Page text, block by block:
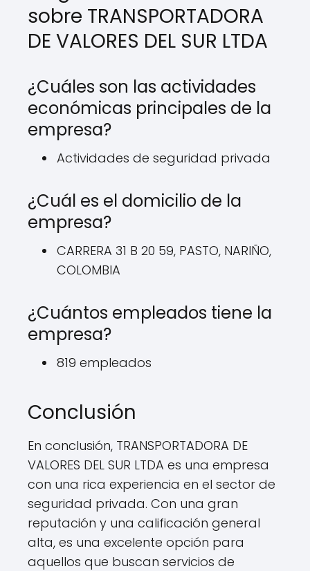
sobre TRANSPORTADORA
DE VALORES DEL SUR LTDA
¿Cuáles son las actividades
económicas principales de la
empresa?
Actividades de seguridad privada
¿Cuál es el domicilio de la
empresa?
CARRERA 31 B 20 59, PASTO, NARIÑO,
COLOMBIA
¿Cuántos empleados tiene la
empresa?
819 empleados
Conclusión
En conclusión, TRANSPORTADORA DE
VALORES DEL SUR LTDA es una empresa
con una rica experiencia en el sector de
seguridad privada. Con una gran
reputación y una calificación general
alta, es una excelente opción para
aquellos que buscan servicios de